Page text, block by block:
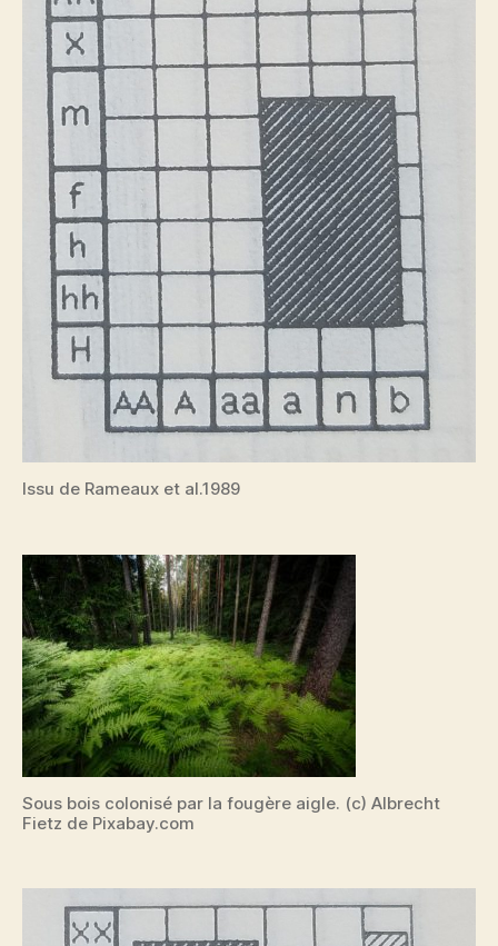
Issu de Rameaux et al.1989
Sous bois colonisé par la fougère aigle. (c) Albrecht
Fietz de Pixabay.com